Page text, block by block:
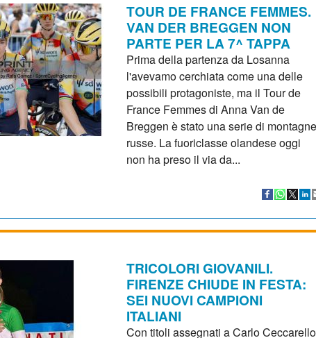
TOUR DE FRANCE FEMMES.
VAN DER BREGGEN NON
PARTE PER LA 7^ TAPPA
Prima della partenza da Losanna
l'avevamo cerchiata come una delle
possibili protagoniste, ma il Tour de
France Femmes di Anna Van de
Breggen è stato una serie di montagne
russe. La fuoriclasse olandese oggi
non ha preso il via da...
TRICOLORI GIOVANILI.
FIRENZE CHIUDE IN FESTA:
SEI NUOVI CAMPIONI
ITALIANI
Con titoli assegnati a Carlo Ceccarello